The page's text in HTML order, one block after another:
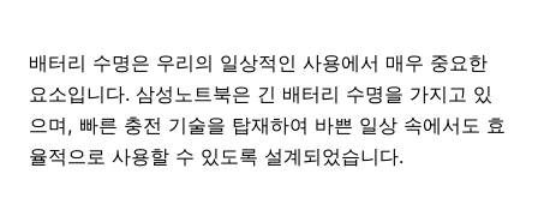
배터리 수명은 우리의 일상적인 사용에서 매우 중요한
요소입니다. 삼성노트북은 긴 배터리 수명을 가지고 있
으며, 빠른 충전 기술을 탑재하여 바쁜 일상 속에서도 효
율적으로 사용할 수 있도록 설계되었습니다.